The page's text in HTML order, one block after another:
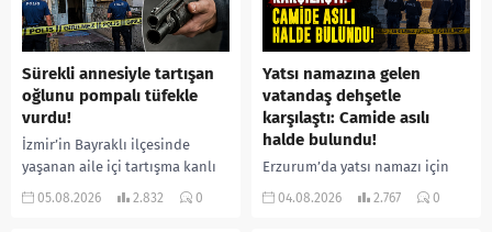
Sürekli annesiyle tartışan
oğlunu pompalı tüfekle
vurdu!
İzmir’in Bayraklı ilçesinde
yaşanan aile içi tartışma kanlı
bitti. İddiaya göre, uzun süredir
05.08.2026 2.832 0
Yatsı namazına gelen
vatandaş dehşetle
karşılaştı: Camide asılı
halde bulundu!
Erzurum’da yatsı namazı için
camiye gelen bir vatandaş,
04.08.2026 2.767 0